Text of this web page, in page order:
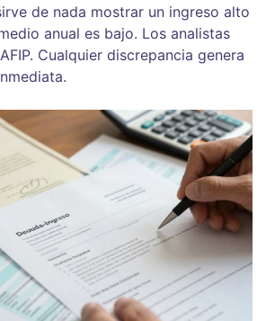
de nada mostrar un ingreso alto
anual es bajo. Los analistas
Cualquier discrepancia genera